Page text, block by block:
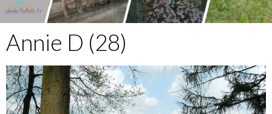
Annie D (28)